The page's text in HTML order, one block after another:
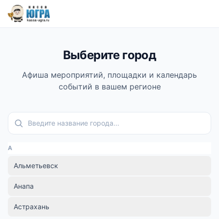
Выберите город
Афиша мероприятий, площадки и календарь
событий в вашем регионе
Поиск города
А
Альметьевск
Анапа
Астрахань